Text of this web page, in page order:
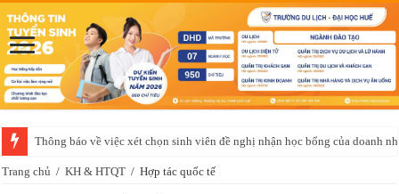
Thông báo về việc xét chọn sinh viên đề nghị nhận học bổng của doanh
Trang chủ / KH & HTQT / Hợp tác quốc tế